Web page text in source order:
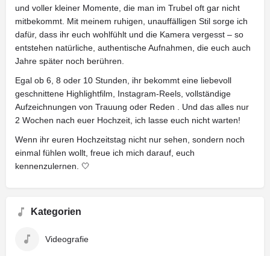
und voller kleiner Momente, die man im Trubel oft gar nicht
mitbekommt. Mit meinem ruhigen, unauffälligen Stil sorge ich
dafür, dass ihr euch wohlfühlt und die Kamera vergesst – so
entstehen natürliche, authentische Aufnahmen, die euch auch
Jahre später noch berühren.
Egal ob 6, 8 oder 10 Stunden, ihr bekommt eine liebevoll
geschnittene Highlightfilm, Instagram-Reels, vollständige
Aufzeichnungen von Trauung oder Reden . Und das alles nur
2 Wochen nach euer Hochzeit, ich lasse euch nicht warten!
Wenn ihr euren Hochzeitstag nicht nur sehen, sondern noch
einmal fühlen wollt, freue ich mich darauf, euch
kennenzulernen. 🤍
Kategorien
Videografie